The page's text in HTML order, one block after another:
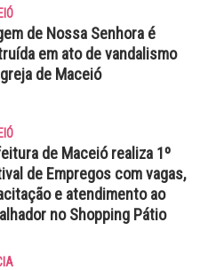
de Nossa Senhora é
em ato de vandalismo
de Maceió
de Maceió realiza 1º
de Empregos com vagas,
e atendimento ao
no Shopping Pátio